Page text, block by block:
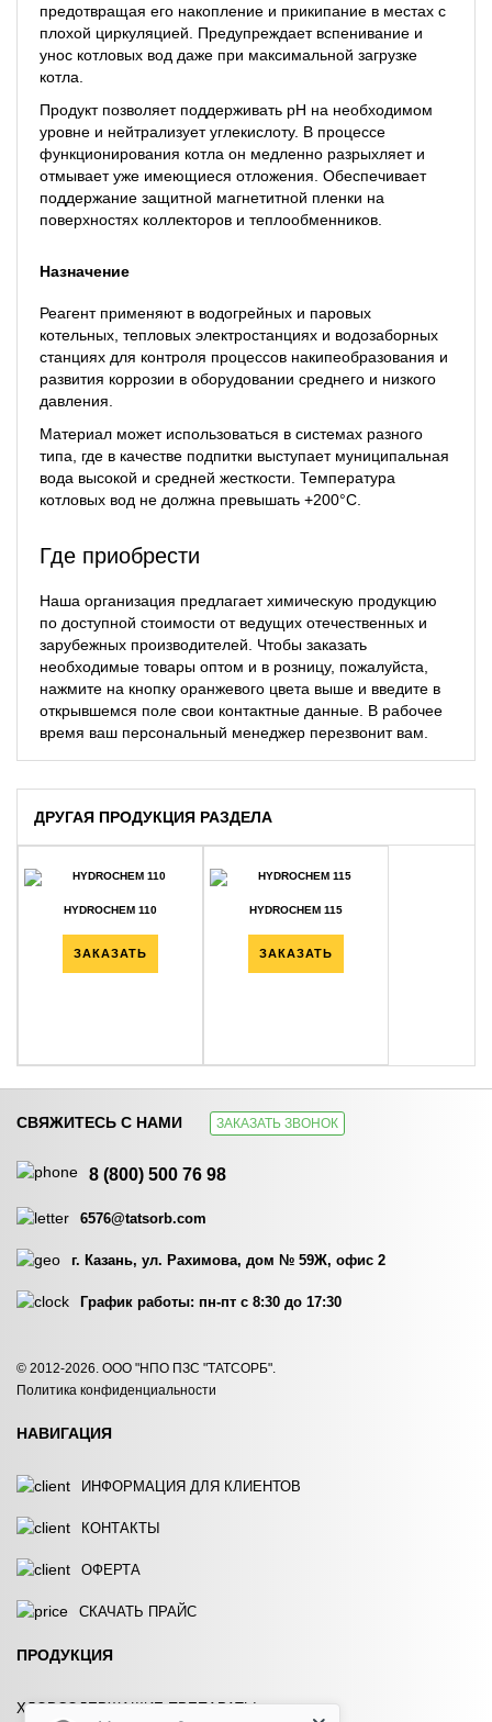
предотвращая его накопление и прикипание в местах с
плохой циркуляцией. Предупреждает вспенивание и
унос котловых вод даже при максимальной загрузке
котла.
Продукт позволяет поддерживать pH на необходимом
уровне и нейтрализует углекислоту. В процессе
функционирования котла он медленно разрыхляет и
отмывает уже имеющиеся отложения. Обеспечивает
поддержание защитной магнетитной пленки на
поверхностях коллекторов и теплообменников.
Назначение
Реагент применяют в водогрейных и паровых
котельных, тепловых электростанциях и водозаборных
станциях для контроля процессов накипеобразования и
развития коррозии в оборудовании среднего и низкого
давления.
Материал может использоваться в системах разного
типа, где в качестве подпитки выступает муниципальная
вода высокой и средней жесткости. Температура
котловых вод не должна превышать +200°С.
Где приобрести
Наша организация предлагает химическую продукцию
по доступной стоимости от ведущих отечественных и
зарубежных производителей. Чтобы заказать
необходимые товары оптом и в розницу, пожалуйста,
нажмите на кнопку оранжевого цвета выше и введите в
открывшемся поле свои контактные данные. В рабочее
время ваш персональный менеджер перезвонит вам.
ДРУГАЯ ПРОДУКЦИЯ РАЗДЕЛА
HYDROCHEM 110
ЗАКАЗАТЬ
HYDROCHEM 115
ЗАКАЗАТЬ
HYDROCHEM 117
ЗАКАЗАТЬ
HYDROCHEM 119
ЗАКАЗАТЬ
HYDROCHEM 125
ЗАКАЗАТЬ
СВЯЖИТЕСЬ С НАМИ ЗАКАЗАТЬ ЗВОНОК
8 (800) 500 76 98
6576@tatsorb.com
г. Казань, ул. Рахимова, дом № 59Ж, офис 2
График работы: пн-пт с 8:30 до 17:30
© 2012-2026. ООО "НПО ПЗС "ТАТСОРБ".
Политика конфиденциальности
НАВИГАЦИЯ
ИНФОРМАЦИЯ ДЛЯ КЛИЕНТОВ
КОНТАКТЫ
ОФЕРТА
СКАЧАТЬ ПРАЙС
ПРОДУКЦИЯ
ХЛОРСОДЕРЖАЩИЕ ПРЕПАРАТЫ